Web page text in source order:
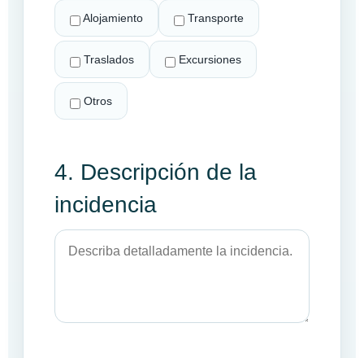
Alojamiento Transporte
Traslados Excursiones
Otros
4. Descripción de la
incidencia